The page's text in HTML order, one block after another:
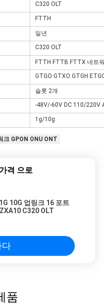
C320 OLT
FTTH
일년
C320 OLT
FTTH FTTB FTTX 네트
GTGO GTXO GTGH
슬롯 2개
-48V/-60V DC 110/220V
1g/10g
크 GPON ONU ONT
격 으로
10G 업링크 16 포트
C320 OLT
다
품